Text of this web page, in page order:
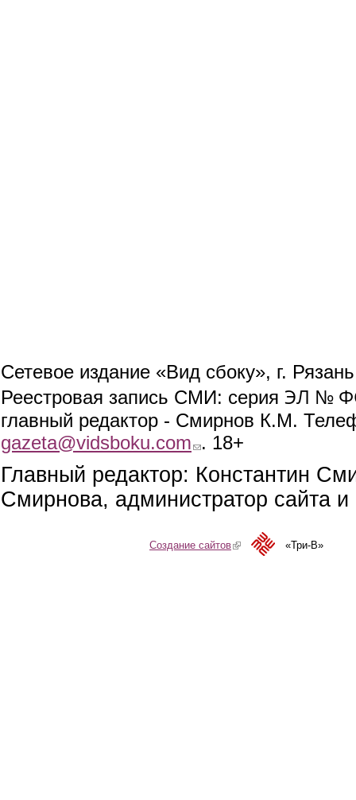
Сетевое издание «Вид сбоку», г.
Реестровая запись СМИ: серия ЭЛ №
главный редактор - Смирнов К.М.
gazeta@vidsboku.com (link sends e-mail)
. 18+
Главный редактор: Константин
Смирнова, администратор сайта
Создание сайтов(link is external)«Три-В»